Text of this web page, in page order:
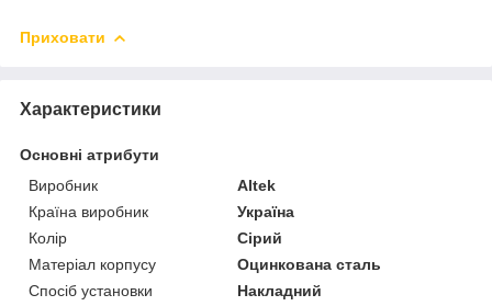
Приховати
Характеристики
Основні атрибути
Виробник
Altek
Країна виробник
Україна
Колір
Сірий
Матеріал корпусу
Оцинкована сталь
Спосіб установки
Накладний